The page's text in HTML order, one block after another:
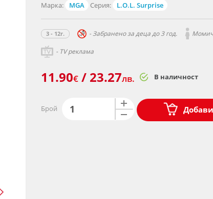
Марка:
MGA Серия: L.O.L. Surprise
3 - 12г. - Забранено за деца до 3 год.
- TV реклама
11.90€ / 23.27лв. В наличност
Брой